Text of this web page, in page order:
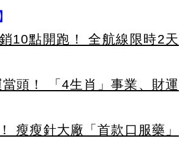
10點開跑！ 全航線限時2天
頭！ 「4生肖」事業、財運
瘦瘦針大廠「首款口服藥」